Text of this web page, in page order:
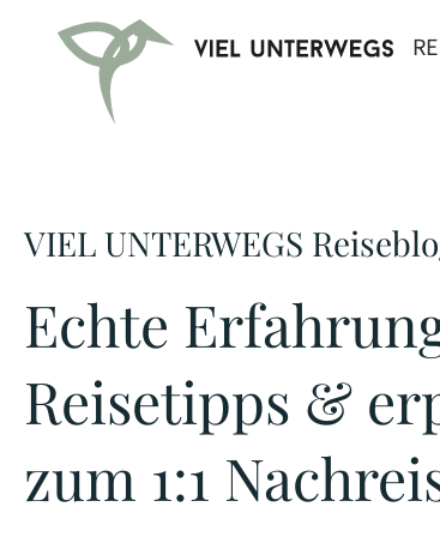
VIEL UNTERWEGS
Echte
Reisetipps &
zum 1:1